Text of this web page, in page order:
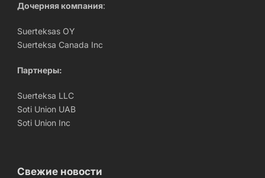
Дочерняя компания:
Suerteksas OY
Suerteksa Canada Inc
Партнеры:
Suerteksa LLC
Soti Union UAB
Soti Union Inc
Свежие новости